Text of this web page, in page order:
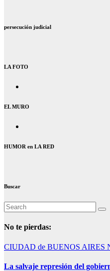
persecución judicial
LA FOTO
EL MURO
HUMOR en LA RED
Buscar
No te pierdas:
CIUDAD de BUENOS AIRES
La salvaje represión del